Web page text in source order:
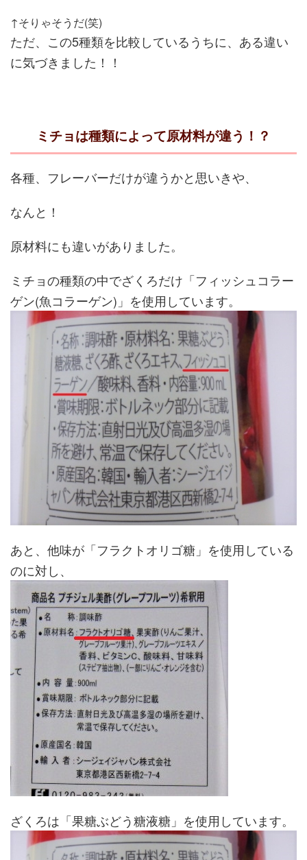
↑そりゃそうだ(笑)
ただ、この5種類を比較しているうちに、ある違い
に気づきました！！
ミチョは種類によって原材料が違う！？
各種、フレーバーだけが違うかと思いきや、
なんと！
原材料にも違いがありました。
ミチョの種類の中でざくろだけ「フィッシュコラー
ゲン(魚コラーゲン)」を使用しています。
あと、他味が「フラクトオリゴ糖」を使用している
のに対し、
ざくろは「果糖ぶどう糖液糖」を使用しています。